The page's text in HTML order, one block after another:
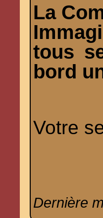
La
tous
bord
Votre
Dernière